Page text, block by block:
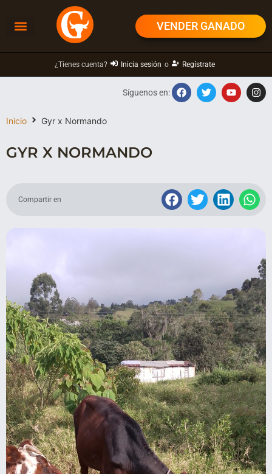
VENDER GANADO
¿Tienes cuenta? Inicia sesión o Regístrate
Inicio Gyr x Normando
Síguenos en:
GYR X NORMANDO
Compartir en